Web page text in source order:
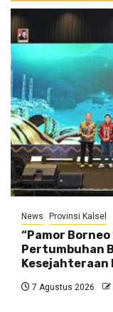
News Provinsi Kalsel
“Pamor
Pertumbuhan
Kesejahteraan
7 Agustus 2026